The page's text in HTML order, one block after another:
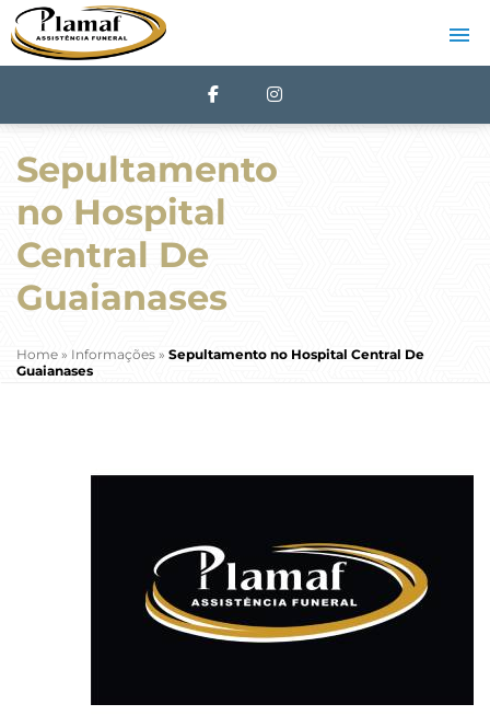
Sepultamento
no Hospital
Central De
Guaianases
Home » Informações » Sepultamento no Hospital Central De
Guaianases